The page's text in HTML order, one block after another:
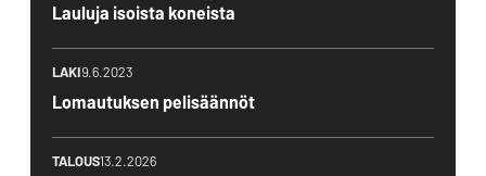
Lauluja isoista koneista
LAKI9.6.2023
Lomautuksen pelisäännöt
TALOUS13.2.2026